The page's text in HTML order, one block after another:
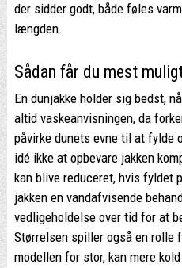
der sidder godt, både føles
længden.
Sådan får du mest
En dunjakke holder sig bedst,
altid vaskeanvisningen, da
påvirke dunets evne til at fylde
idé ikke at opbevare jakken
kan blive reduceret, hvis fyldet
jakken en vandafvisende
vedligeholdelse over tid for at
Størrelsen spiller også en rolle
modellen for stor, kan mere